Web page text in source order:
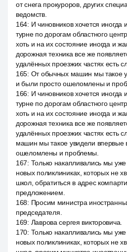
от снега прокуроров, других
ведомств.
164: И чиновников хочется иногда
турне по дорогам областного
хоть и на их состояние иногда и
дорожная техника все же
удалённых проезжих частях есть
165: От обычных машин мы такое
и были просто ошеломлены и
166: И чиновников хочется иногда
турне по дорогам областного
хоть и на их состояние иногда и
дорожная техника все же
удалённых проезжих частях есть
машин мы такое увидели впервые
ошеломлены и проблемы.
167: Только накапливались мы
новых поликлиниках, которых не
школ, обратиться в адрес
предложением.
168: Просим министра
председателя.
169: Лаврова сергея викторовича.
170: Только накапливались мы
новых поликлиниках, которых не